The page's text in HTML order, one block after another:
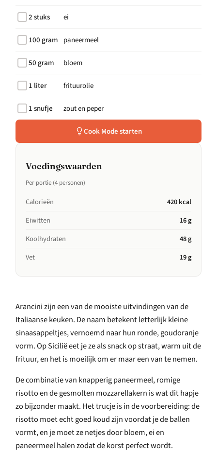
Arancini zijn een van de mooiste uitvindingen van de
Italiaanse keuken. De naam betekent letterlijk kleine
sinaasappeltjes, vernoemd naar hun ronde, goudoranje
vorm. Op Sicilië eet je ze als snack op straat, warm uit de
frituur, en het is moeilijk om er maar een van te nemen.
De combinatie van knapperig paneermeel, romige
risotto en de gesmolten mozzarellakern is wat dit hapje
zo bijzonder maakt. Het trucje is in de voorbereiding: de
risotto moet echt goed koud zijn voordat je de ballen
vormt, en je moet ze netjes door bloem, ei en
paneermeel halen zodat de korst perfect wordt.
2 stuks ei
100 gram paneermeel
50 gram bloem
1 liter frituurolie
1 snufje zout en peper
Cook Mode starten
Voedingswaarden
Per portie (4 personen)
Calorieën
420 kcal
Eiwitten
16 g
Koolhydraten
48 g
Vet
19 g